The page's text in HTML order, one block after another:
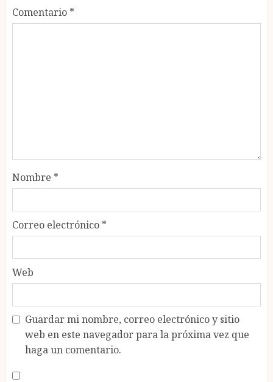
Comentario *
Nombre *
Correo electrónico *
Web
Guardar mi nombre, correo electrónico y sitio
web en este navegador para la próxima vez que
haga un comentario.